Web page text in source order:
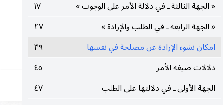
« الجهة الثالثة ـ في دلالة الأمر على الوجوب »
١٧
« الجهة الرابعة ـ في الطلب والإرادة »
٢٧
امكان نشوء الإرادة عن مصلحة في نفسها
٣٩
دلالات صيغة الأمر
٤٥
الجهة الأولى ـ في دلالتها على الطلب
٤٧
٤٤